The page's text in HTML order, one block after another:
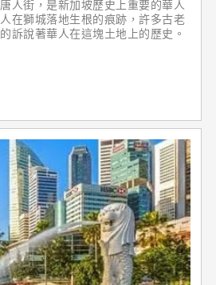
人街，是新加坡歷史上重要的華人
在獅城落地生根的痕跡，許多古老
訴說著華人在這塊土地上的歷史。